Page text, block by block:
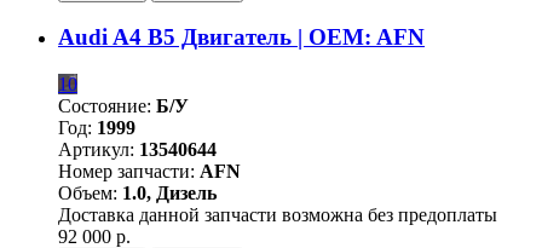
Audi A4 B5 Двигатель | OEM: AFN
10
Состояние: Б/У
Год: 1999
Артикул: 13540644
Номер запчасти: AFN
Объем: 1.0, Дизель
Доставка данной запчасти возможна без предоплаты
92 000 р.